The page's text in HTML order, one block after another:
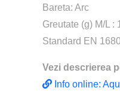
Bareta: Arc
Greutate (g) M/L :
Standard EN
Vezi descrierea
Info online: